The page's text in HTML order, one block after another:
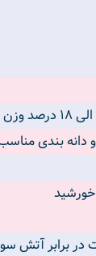
دانه بندی
آتش